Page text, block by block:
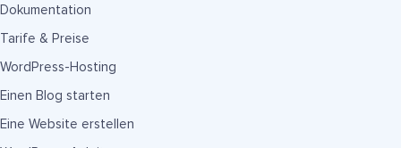
Dokumentation
Tarife & Preise
WordPress-Hosting
Einen Blog starten
Eine Website erstellen